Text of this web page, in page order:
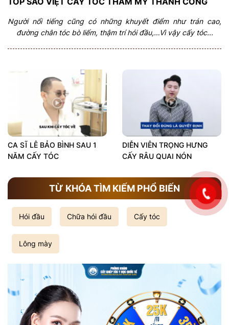
Người nổi tiếng cũng có những khuyết điểm như trán cao,
đường chân tóc bò liếm, thậm trí hói đầu,…Vì vậy cấy tóc...
CA SĨ LÊ BẢO BÌNH SAU 1
NĂM CẤY TÓC
DIỄN VIÊN TRỌNG HƯNG
CẤY RÂU QUAI NÓN
TỪ KHÓA TÌM KIẾM PHỔ BIẾN
Hói đầu Chữa hói đầu Cấy tóc
Lông mày